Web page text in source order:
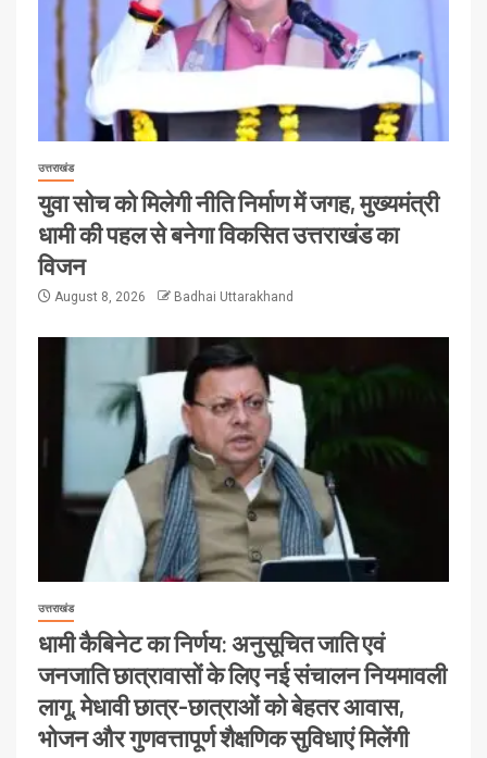
उत्तराखंड
युवा सोच को मिलेगी नीति निर्माण में जगह, मुख्यमंत्री
धामी की पहल से बनेगा विकसित उत्तराखंड का
विजन
August 8, 2026 Badhai Uttarakhand
उत्तराखंड
धामी कैबिनेट का निर्णय: अनुसूचित जाति एवं
जनजाति छात्रावासों के लिए नई संचालन नियमावली
लागू, मेधावी छात्र-छात्राओं को बेहतर आवास,
भोजन और गुणवत्तापूर्ण शैक्षणिक सुविधाएं मिलेंगी